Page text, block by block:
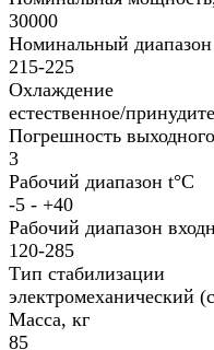
30000
Номинальный
215-225
Охлаждение
естественное/
Погрешность
3
Рабочий диапазон t°С
-5 - +40
Рабочий диапазон
120-285
Тип стабилизации
электромеханический
Масса, кг
85